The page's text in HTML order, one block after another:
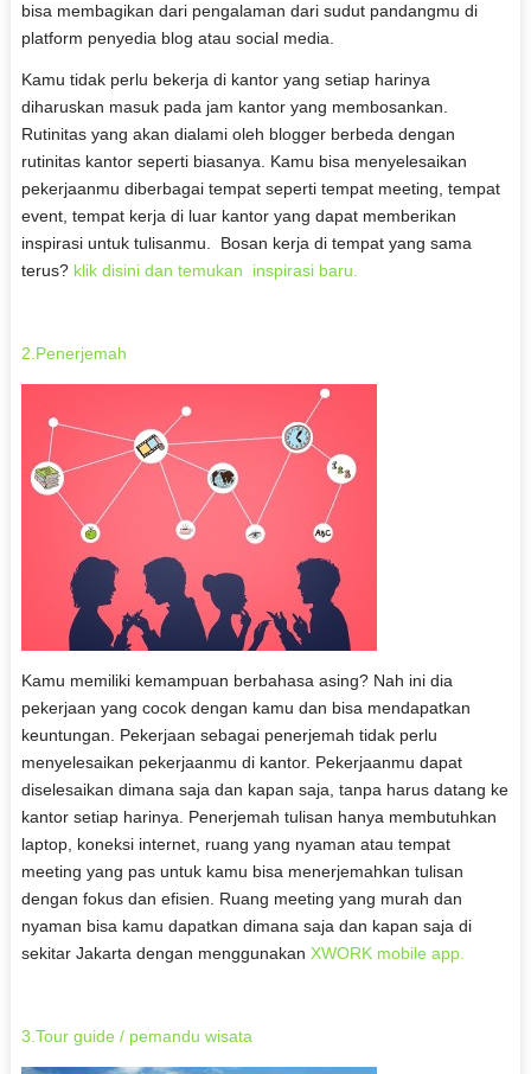
bisa membagikan dari pengalaman dari sudut pandangmu di
platform penyedia blog atau social media.
Kamu tidak perlu bekerja di kantor yang setiap harinya
diharuskan masuk pada jam kantor yang membosankan.
Rutinitas yang akan dialami oleh blogger berbeda dengan
rutinitas kantor seperti biasanya. Kamu bisa menyelesaikan
pekerjaanmu diberbagai tempat seperti tempat meeting, tempat
event, tempat kerja di luar kantor yang dapat memberikan
inspirasi untuk tulisanmu. Bosan kerja di tempat yang sama
terus? klik disini dan temukan inspirasi baru.
2.Penerjemah
Kamu memiliki kemampuan berbahasa asing? Nah ini dia
pekerjaan yang cocok dengan kamu dan bisa mendapatkan
keuntungan. Pekerjaan sebagai penerjemah tidak perlu
menyelesaikan pekerjaanmu di kantor. Pekerjaanmu dapat
diselesaikan dimana saja dan kapan saja, tanpa harus datang ke
kantor setiap harinya. Penerjemah tulisan hanya membutuhkan
laptop, koneksi internet, ruang yang nyaman atau tempat
meeting yang pas untuk kamu bisa menerjemahkan tulisan
dengan fokus dan efisien. Ruang meeting yang murah dan
nyaman bisa kamu dapatkan dimana saja dan kapan saja di
sekitar Jakarta dengan menggunakan XWORK mobile app.
3.Tour guide / pemandu wisata